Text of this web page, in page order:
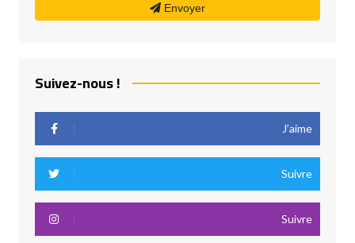
Envoyer
Suivez-nous !
J’aime
Suivre
Suivre